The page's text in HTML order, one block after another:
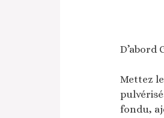
D’abord
Mettez
fondu,